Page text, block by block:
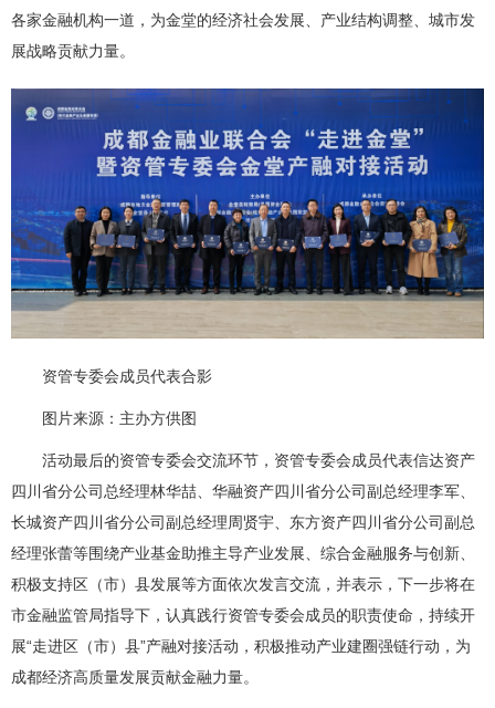
各家金融机构一道，为金堂的经济社会发展、产业结构调整、城市发
展战略贡献力量。
资管专委会成员代表合影
图片来源：主办方供图
活动最后的资管专委会交流环节，资管专委会成员代表信达资产
四川省分公司总经理林华喆、华融资产四川省分公司副总经理李军、
长城资产四川省分公司副总经理周贤宇、东方资产四川省分公司副总
经理张蕾等围绕产业基金助推主导产业发展、综合金融服务与创新、
积极支持区（市）县发展等方面依次发言交流，并表示，下一步将在
市金融监管局指导下，认真践行资管专委会成员的职责使命，持续开
展“走进区（市）县”产融对接活动，积极推动产业建圈强链行动，为
成都经济高质量发展贡献金融力量。